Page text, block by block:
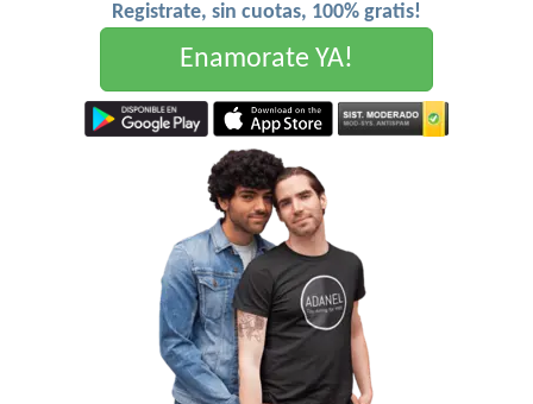
Registrate, sin cuotas, 100% gratis!
Enamorate YA!